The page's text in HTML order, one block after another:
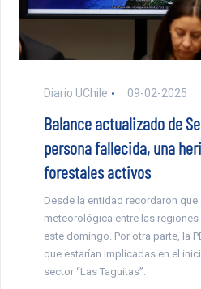
Diario UChile 09-02-2025
Balance actualizado de
persona fallecida, una
forestales activos
Desde la entidad recordaron que
meteorológica entre las regiones
este domingo. Por otra parte, la
que estarían implicadas en el
sector “Las Taguitas”.